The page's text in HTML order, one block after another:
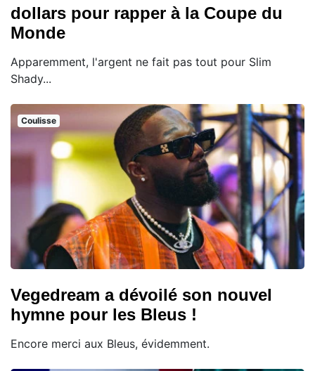
dollars pour rapper à la Coupe du
Monde
Apparemment, l'argent ne fait pas tout pour Slim
Shady...
Coulisse
Vegedream a dévoilé son nouvel
hymne pour les Bleus !
Encore merci aux Bleus, évidemment.